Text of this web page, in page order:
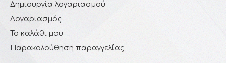
Δημιουργία λογαριασμού
Λογαριασμός
Το καλάθι μου
Παρακολούθηση παραγγελίας